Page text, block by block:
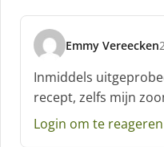
Emmy Vereecken
s
c
h
r
e
Inmiddels
recept, zelfs mijn
Login om te reageren